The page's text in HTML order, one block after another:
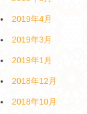
2019年4月
2019年3月
2019年1月
2018年12月
2018年10月